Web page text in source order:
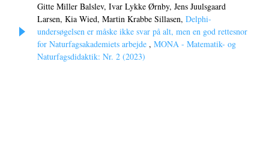
Gitte Miller Balslev, Ivar Lykke Ørnby, Jens Juulsgaard
Larsen, Kia Wied, Martin Krabbe Sillasen, Delphi-
undersøgelsen er måske ikke svar på alt, men en god rettesnor
for Naturfagsakademiets arbejde , MONA - Matematik- og
Naturfagsdidaktik: Nr. 2 (2023)